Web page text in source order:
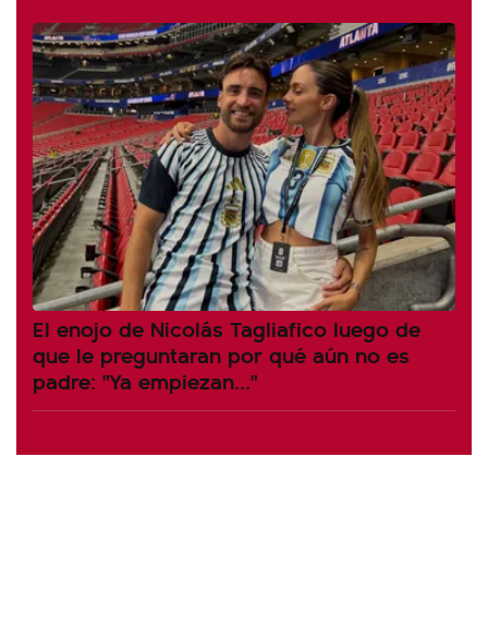
El enojo de Nicolás Tagliafico luego de
que le preguntaran por qué aún no es
padre: "Ya empiezan..."